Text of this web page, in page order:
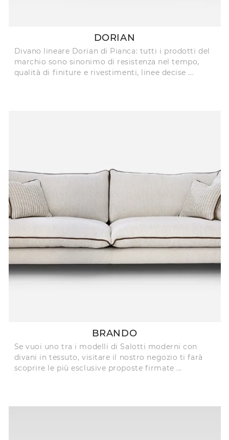
DORIAN
Divano lineare Dorian di Pianca: tutti i prodotti del
marchio sono sinonimo di resistenza nel tempo,
qualità di finiture e rivestimenti, linee decise ...
BRANDO
Se vuoi uno tra i modelli di Salotti moderni con
divani in tessuto, visitare il nostro negozio ti farà
scoprire le più esclusive proposte firmate ...